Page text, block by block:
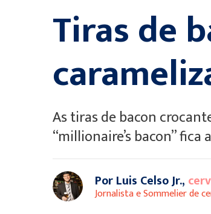
Tiras de
As tiras de bacon
“millionaire’s bacon”
Por Luis Celso Jr.,
Jornalista e Sommelier de